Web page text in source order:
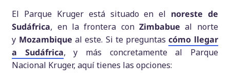
El Parque Kruger está situado en el noreste de
Sudáfrica, en la frontera con Zimbabue al norte
y Mozambique al este. Si te preguntascómo llegar
a Sudáfrica, y más concretamente al Parque
Nacional Kruger, aquí tienes las opciones: